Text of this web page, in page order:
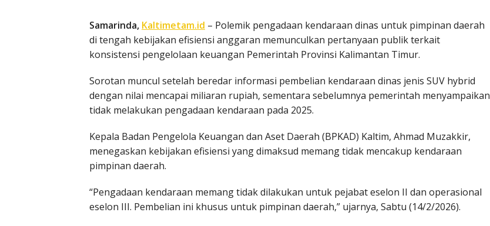
Samarinda, Kaltimetam.id – Polemik pengadaan kendaraan dinas untuk pimpinan daerah
di tengah kebijakan efisiensi anggaran memunculkan pertanyaan publik terkait
konsistensi pengelolaan keuangan Pemerintah Provinsi Kalimantan Timur.
Sorotan muncul setelah beredar informasi pembelian kendaraan dinas jenis SUV hybrid
dengan nilai mencapai miliaran rupiah, sementara sebelumnya pemerintah menyampaikan
tidak melakukan pengadaan kendaraan pada 2025.
Kepala Badan Pengelola Keuangan dan Aset Daerah (BPKAD) Kaltim, Ahmad Muzakkir,
menegaskan kebijakan efisiensi yang dimaksud memang tidak mencakup kendaraan
pimpinan daerah.
“Pengadaan kendaraan memang tidak dilakukan untuk pejabat eselon II dan operasional
eselon III. Pembelian ini khusus untuk pimpinan daerah,” ujarnya, Sabtu (14/2/2026).